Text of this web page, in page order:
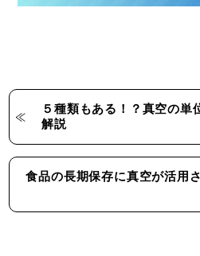
５種類もある！？真空の単
解説
食品の長期保存に真空が活用